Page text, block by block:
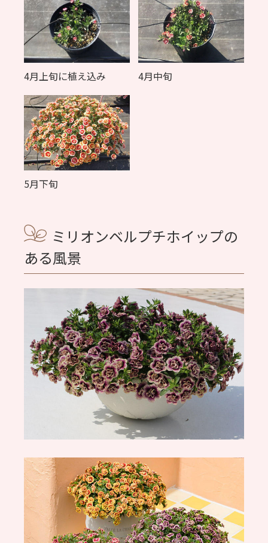
4月上旬に植え込み 4月中旬
5月下旬
ミリオンベルプチホイップの
ある風景